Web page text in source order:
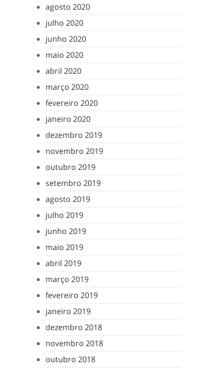
agosto 2020
julho 2020
junho 2020
maio 2020
abril 2020
março 2020
fevereiro 2020
janeiro 2020
dezembro 2019
novembro 2019
outubro 2019
setembro 2019
agosto 2019
julho 2019
junho 2019
maio 2019
abril 2019
março 2019
fevereiro 2019
janeiro 2019
dezembro 2018
novembro 2018
outubro 2018